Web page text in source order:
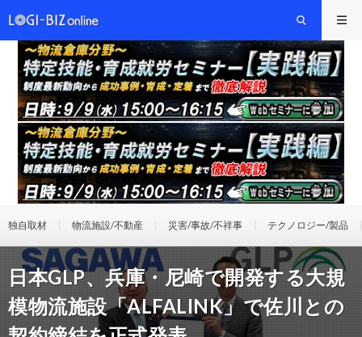
独自取材 物流施設/不動産 災害/事故/不祥事 テクノロジー/製品
日本GLP、兵庫・尼崎で開発する大規
模物流施設「ALFALINK」で佐川との